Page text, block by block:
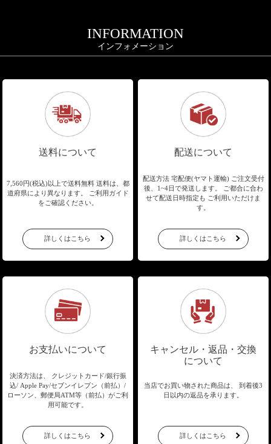
INFORMATION
インフォメーション
送料について
7,560円(税込)以上で送料無料送料は、都
道府県により異なります。
ご利用ガイド
をご確認ください。
詳しくはこちら
配送について
配送方法 宅配便(ヤマト運輸) ご注文受付
後、1~4日で発送します。
ご都合に合わ
せて配送日時指定も ご利用いただけま
す。
詳しくはこちら
お支払いについて
決済方法は、 クレジットカード/銀行振
込/ Apple Pay/セブンイレブン（前払）/
ローソン、郵便局ATM等（前払）がご利
用可能です。
詳しくはこちら
キャンセル・返品・交換
について
当店でお買い物された商品は、
到着後3
日以内の返品を承ります。
詳しくはこちら